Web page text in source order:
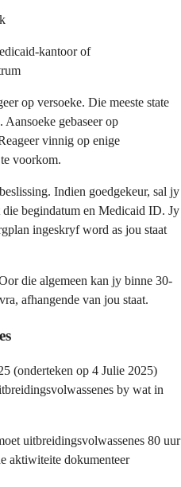
kantoor of
op versoeke. Die meeste state
gebaseer op
vinnig op enige
voorkom.
Indien goedgekeur, sal jy
begindatum en Medicaid ID. Jy
ingeskryf word as jou staat
die algemeen kan jy binne 30-
afhangende van jou staat.
(onderteken op 4 Julie 2025)
by wat in
uitbreidingsvolwassenes 80 uur
aktiwiteite dokumenteer